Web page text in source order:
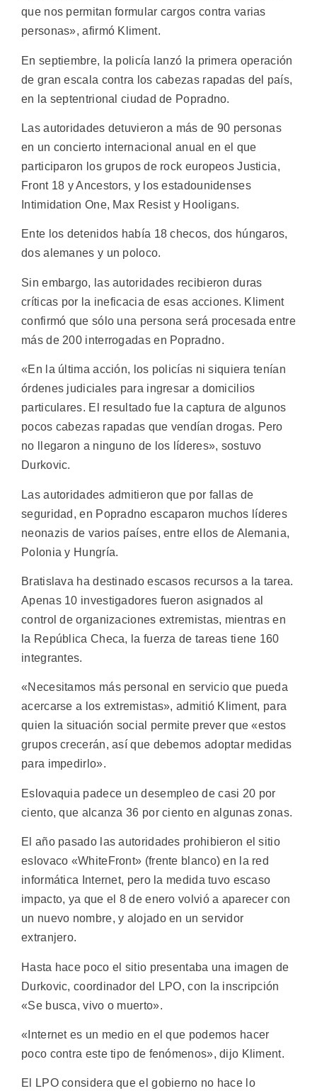
que nos permitan formular cargos contra varias
personas», afirmó Kliment.
En septiembre, la policía lanzó la primera operación
de gran escala contra los cabezas rapadas del país,
en la septentrional ciudad de Popradno.
Las autoridades detuvieron a más de 90 personas
en un concierto internacional anual en el que
participaron los grupos de rock europeos Justicia,
Front 18 y Ancestors, y los estadounidenses
Intimidation One, Max Resist y Hooligans.
Ente los detenidos había 18 checos, dos húngaros,
dos alemanes y un poloco.
Sin embargo, las autoridades recibieron duras
críticas por la ineficacia de esas acciones. Kliment
confirmó que sólo una persona será procesada entre
más de 200 interrogadas en Popradno.
«En la última acción, los policías ni siquiera tenían
órdenes judiciales para ingresar a domicilios
particulares. El resultado fue la captura de algunos
pocos cabezas rapadas que vendían drogas. Pero
no llegaron a ninguno de los líderes», sostuvo
Durkovic.
Las autoridades admitieron que por fallas de
seguridad, en Popradno escaparon muchos líderes
neonazis de varios países, entre ellos de Alemania,
Polonia y Hungría.
Bratislava ha destinado escasos recursos a la tarea.
Apenas 10 investigadores fueron asignados al
control de organizaciones extremistas, mientras en
la República Checa, la fuerza de tareas tiene 160
integrantes.
«Necesitamos más personal en servicio que pueda
acercarse a los extremistas», admitió Kliment, para
quien la situación social permite prever que «estos
grupos crecerán, así que debemos adoptar medidas
para impedirlo».
Eslovaquia padece un desempleo de casi 20 por
ciento, que alcanza 36 por ciento en algunas zonas.
El año pasado las autoridades prohibieron el sitio
eslovaco «WhiteFront» (frente blanco) en la red
informática Internet, pero la medida tuvo escaso
impacto, ya que el 8 de enero volvió a aparecer con
un nuevo nombre, y alojado en un servidor
extranjero.
Hasta hace poco el sitio presentaba una imagen de
Durkovic, coordinador del LPO, con la inscripción
«Se busca, vivo o muerto».
«Internet es un medio en el que podemos hacer
poco contra este tipo de fenómenos», dijo Kliment.
El LPO considera que el gobierno no hace lo